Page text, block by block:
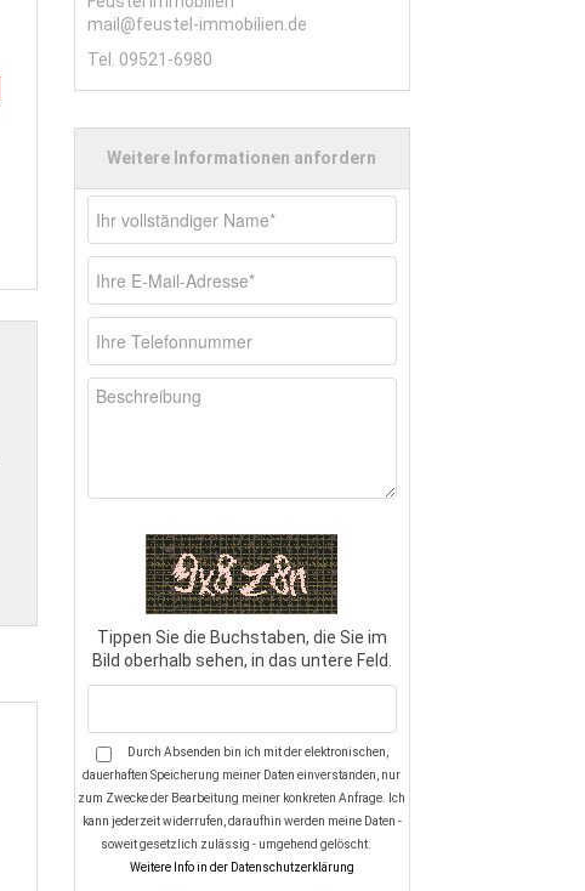
mail@feustel-immobilien.de
Tel. 09521-6980
Weitere Informationen anfordern
Tippen Sie die Buchstaben, die Sie im
Bild oberhalb sehen, in das untere Feld.
Durch Absenden bin ich mit der elektronischen,
dauerhaften Speicherung meiner Daten einverstanden, nur
zum Zwecke der Bearbeitung meiner konkreten Anfrage. Ich
kann jederzeit widerrufen, daraufhin werden meine Daten -
soweit gesetzlich zulässig - umgehend gelöscht.
Weitere Info in der Datenschutzerklärung